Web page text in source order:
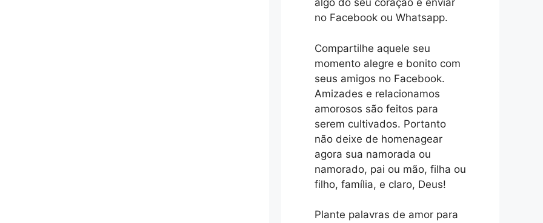
algo do seu coração e enviar
no Facebook ou Whatsapp.
Compartilhe aquele seu
momento alegre e bonito com
seus amigos no Facebook.
Amizades e relacionamos
amorosos são feitos para
serem cultivados. Portanto
não deixe de homenagear
agora sua namorada ou
namorado, pai ou mão, filha ou
filho, família, e claro, Deus!
Plante palavras de amor para